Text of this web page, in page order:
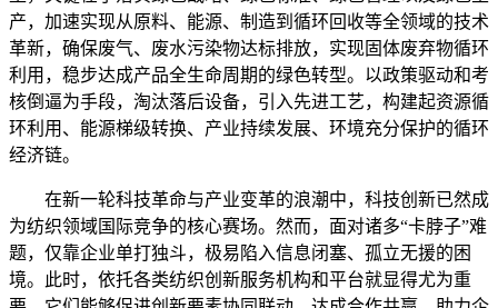
产，加速实现从原料、能源、制造到循环回收等全领域的技术
革新，确保废气、废水污染物达标排放，实现固体废弃物循环
利用，稳步达成产品全生命周期的绿色转型。以政策驱动和考
核倒逼为手段，淘汰落后设备，引入先进工艺，构建起资源循
环利用、能源梯级转换、产业持续发展、环境充分保护的循环
经济链。
在新一轮科技革命与产业变革的浪潮中，科技创新已然成
为纺织领域国际竞争的核心赛场。然而，面对诸多“卡脖子”难
题，仅靠企业单打独斗，极易陷入信息闭塞、孤立无援的困
境。此时，依托各类纺织创新服务机构和平台就显得尤为重